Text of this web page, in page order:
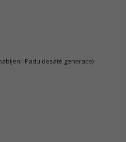
iPadu desáté generace)